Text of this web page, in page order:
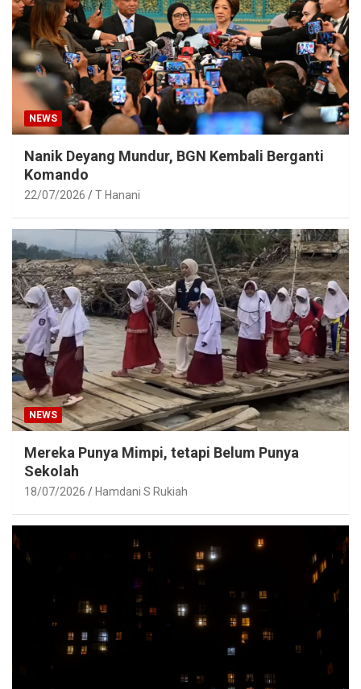
NEWS
Nanik Deyang Mundur, BGN Kembali Berganti
Komando
22/07/2026 T Hanani
NEWS
Mereka Punya Mimpi, tetapi Belum Punya
Sekolah
18/07/2026 Hamdani S Rukiah